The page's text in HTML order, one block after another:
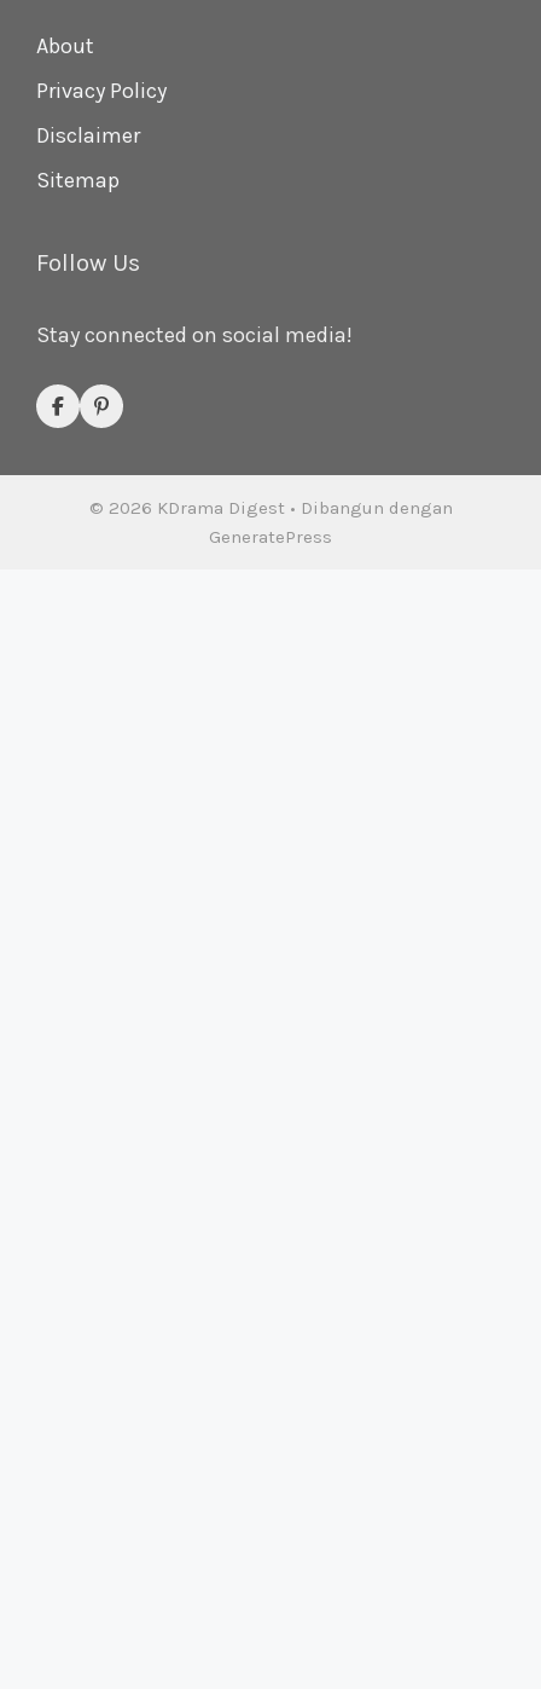
About
Privacy Policy
Disclaimer
Sitemap
Follow Us
Stay connected on social media!
© 2026 KDrama Digest• Dibangun dengan
GeneratePress